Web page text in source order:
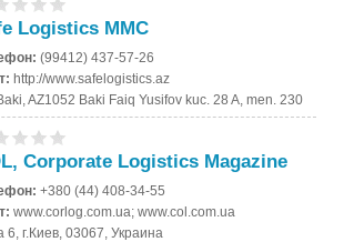
Logistics MMC
(99412) 437-57-26
http://www.safelogistics.az
AZ1052 Baki Faiq Yusifov kuc. 28 A, men. 230
Corporate Logistics Magazine
+380 (44) 408-34-55
www.corlog.com.ua; www.col.com.ua
6, г.Киев, 03067, Украина